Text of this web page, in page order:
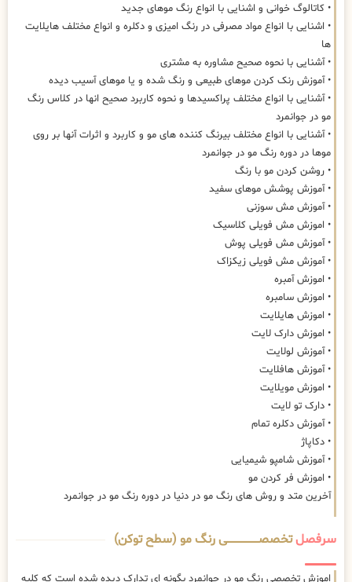
• کاتالوگ خوانی و اشنایی با انواع رنگ موهای جدید
• اشنایی با انواع مواد مصرفی در رنگ امیزی و دکلره و انواع مختلف هایلایت
ها
• آشنایی با نحوه صحیح مشاوره به مشتری
• آموزش رنک کردن موهای طبیعی و رنگ شده و یا موهای آسیب دیده
• آشنایی با انواع مختلف پراکسیدها و نحوه کاربرد صحیح انها در کلاس رنگ
مو در جوانمرد
• آشنایی با انواع مختلف بیرنگ کننده های مو و کاربرد و اثرات آنها بر روی
موها در دوره رنگ مو در جوانمرد
• روشن کردن مو با رنگ
• آموزش پوشش موهای سفید
• آموزش مش سوزنی
• اموزش مش فویلی کلاسیک
• آموزش مش فویلی پوش
• آموزش مش فویلی زیکزاک
• اموزش آمبره
• اموزش سامبره
• اموزش هایلایت
• اموزش دارک لایت
• آموزش لولایت
• آموزش هافلایت
• اموزش مویلایت
• دارک تو لایت
• آموزش دکلره تمام
• دکاپاژ
• آموزش شامپو شیمیایی
• اموزش فر کردن مو
آخرین متد و روش های رنگ مو در دنیا در دوره رنگ مو در جوانمرد
سرفصلتخصصــــــــــــــــــــی رنگ مو (سطح توکن)
اموزش تخصصی رنگ مو در جوانمرد بگونه ای تدارک دیده شده است که کلیه